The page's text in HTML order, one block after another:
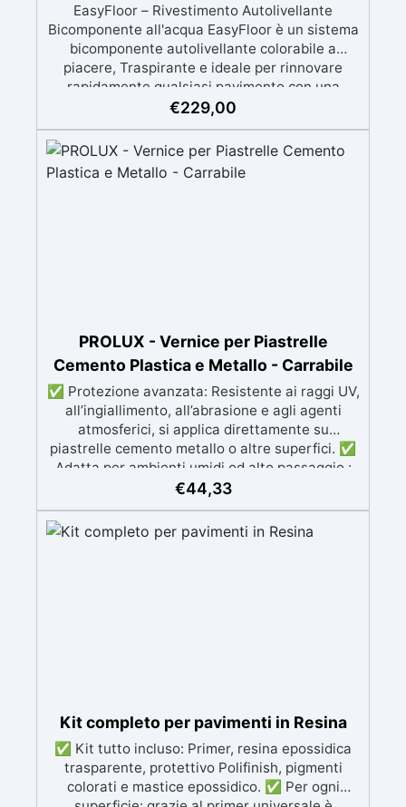
EasyFloor – Rivestimento Autolivellante
Bicomponente all'acqua EasyFloor è un sistema
bicomponente autolivellante colorabile a
piacere, Traspirante e ideale per rinnovare
rapidamente qualsiasi pavimento con una
finitura resistente, uniforme e personalizzabile.
su superfici difficili anche verticali. Riempie
crepe e irregolarità del pavimento.
Rinnovandolo con una sola passata. 🔹 Senza
giorno successivo
€229,00
PROLUX - Vernice per Piastrelle
Cemento Plastica e Metallo - Carrabile
✅ Protezione avanzata: Resistente ai raggi UV,
all’ingiallimento, all’abrasione e agli agenti
atmosferici, si applica direttamente su
piastrelle cemento metallo o altre superfici. ✅
Adatta per ambienti umidi od alto passaggio :
Formulazione Poliuretanica, ideale per ambienti
superiore alle resine epossidiche e vernici
classiche. ✅ Finitura versatile e
574/2014 - Marcatura CE secondo EN 1504-2 e
relativa Dichiarazione di Prestazione (DoP) ✅
Facile da Usare, miscela i 2 componenti (2 : 1)
comodamente predosati
€44,33
Kit completo per pavimenti in Resina
✅ Kit tutto incluso: Primer, resina epossidica
trasparente, protettivo Polifinish, pigmenti
colorati e mastice epossidico. ✅ Per ogni